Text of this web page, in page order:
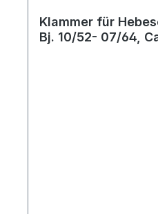
Klammer für
Bj. 10/52- 07/64,